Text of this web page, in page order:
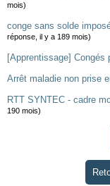
mois)
conge sans solde
réponse, il y a 189 mois)
[Apprentissage] Congés
Arrêt maladie non prise
RTT SYNTEC - cadre
190 mois)